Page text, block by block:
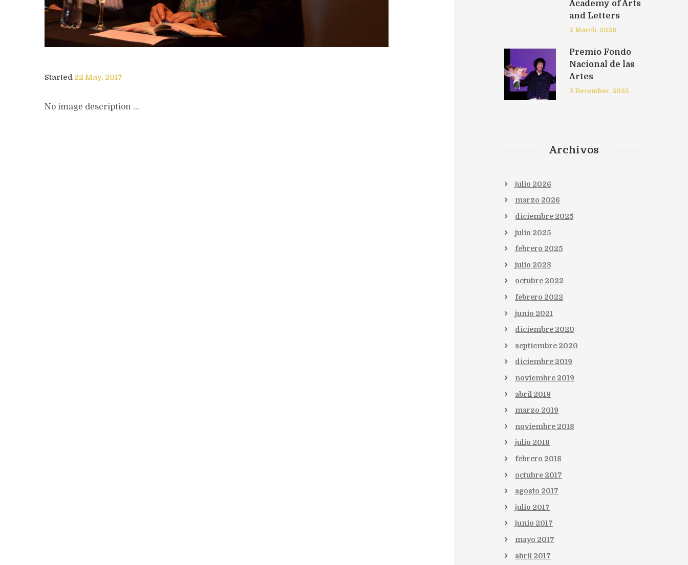
Started 22 May, 2017
No image description ...
Academy of Arts
and Letters
2 March, 2026
Premio Fondo
Nacional de las
Artes
3 December, 2025
Archivos
julio 2026
marzo 2026
diciembre 2025
julio 2025
febrero 2025
julio 2023
octubre 2022
febrero 2022
junio 2021
diciembre 2020
septiembre 2020
diciembre 2019
noviembre 2019
abril 2019
marzo 2019
noviembre 2018
julio 2018
febrero 2018
octubre 2017
agosto 2017
julio 2017
junio 2017
mayo 2017
abril 2017